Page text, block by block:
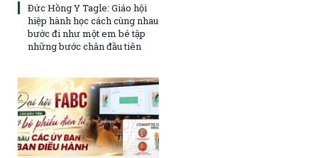
Đức Hồng Y Tagle: Giáo hội
hiệp hành học cách cùng nhau
bước đi như một em bé tập
những bước chân đầu tiên